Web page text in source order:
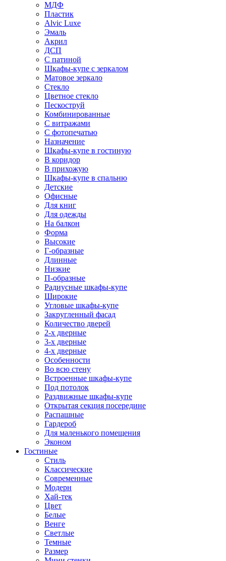
МДФ
Пластик
Alvic Luxe
Эмаль
Акрил
ДСП
С патиной
Шкафы-купе с зеркалом
Матовое зеркало
Стекло
Цветное стекло
Пескоструй
Комбинированные
С витражами
С фотопечатью
Назначение
Шкафы-купе в гостиную
В коридор
В прихожую
Шкафы-купе в спальню
Детские
Офисные
Для книг
Для одежды
На балкон
Форма
Высокие
Г-образные
Длинные
Низкие
П-образные
Радиусные шкафы-купе
Широкие
Угловые шкафы-купе
Закругленный фасад
Количество дверей
2-х дверные
3-х дверные
4-х дверные
Особенности
Во всю стену
Встроенные шкафы-купе
Под потолок
Раздвижные шкафы-купе
Открытая секция посередине
Распашные
Гардероб
Для маленького помещения
Эконом
Гостиные
Стиль
Классические
Современные
Модерн
Хай-тек
Цвет
Белые
Венге
Светлые
Темные
Размер